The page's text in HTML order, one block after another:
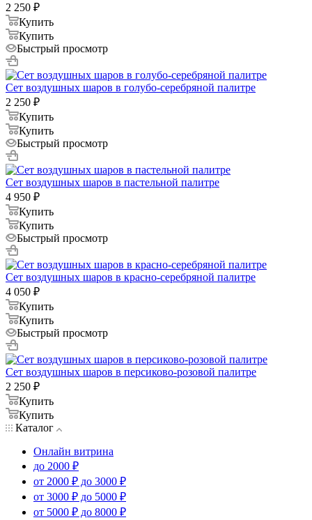
2 250 ₽
Купить
Купить
Быстрый просмотр
Сет воздушных шаров в голубо-серебряной палитре
2 250 ₽
Купить
Купить
Быстрый просмотр
Сет воздушных шаров в пастельной палитре
4 950 ₽
Купить
Купить
Быстрый просмотр
Сет воздушных шаров в красно-серебряной палитре
4 050 ₽
Купить
Купить
Быстрый просмотр
Сет воздушных шаров в персиково-розовой палитре
2 250 ₽
Купить
Купить
Каталог
Онлайн витрина
до 2000 ₽
от 2000 ₽ до 3000 ₽
от 3000 ₽ до 5000 ₽
от 5000 ₽ до 8000 ₽